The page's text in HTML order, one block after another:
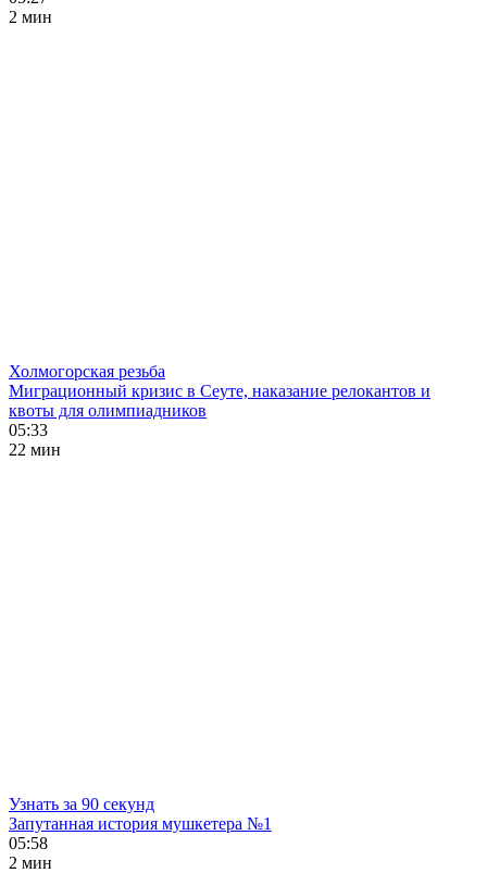
2 мин
Холмогорская резьба
Миграционный кризис в Сеуте, наказание релокантов и
квоты для олимпиадников
05:33
22 мин
Узнать за 90 секунд
Запутанная история мушкетера №1
05:58
2 мин